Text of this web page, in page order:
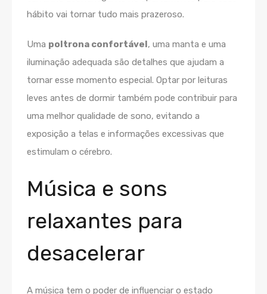
hábito vai tornar tudo mais prazeroso.
Uma poltrona confortável, uma manta e uma
iluminação adequada são detalhes que ajudam a
tornar esse momento especial. Optar por leituras
leves antes de dormir também pode contribuir para
uma melhor qualidade de sono, evitando a
exposição a telas e informações excessivas que
estimulam o cérebro.
Música e sons
relaxantes para
desacelerar
A música tem o poder de influenciar o estado